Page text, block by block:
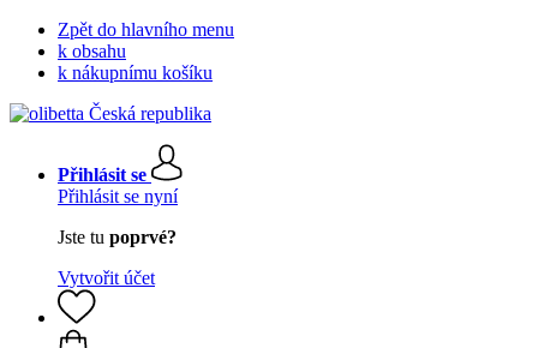
Zpět do hlavního menu
k obsahu
k nákupnímu košíku
Přihlásit se
Přihlásit se nyní
Jste tu poprvé?
Vytvořit účet